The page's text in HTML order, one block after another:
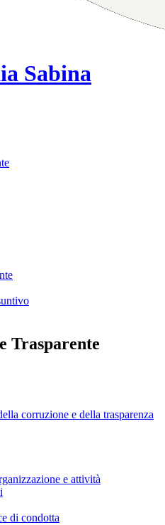
Sabina
Trasparente
corruzione e della trasparenza
e attività
di condotta